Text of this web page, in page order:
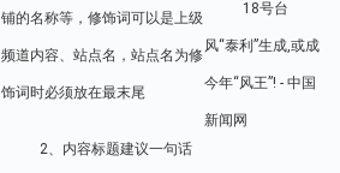
铺的名称等，修饰词可以是上级
频道内容、站点名，站点名为修
饰词时必须放在最末尾
2、内容标题建议一句话
18号台
风“泰利”生成,或成
今年“风王”! - 中国
新闻网